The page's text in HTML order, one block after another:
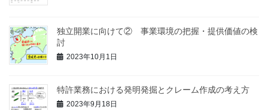
独立開業に向けて② 事業環境の把握・提供価値の検
討
2023年10月1日
特許業務における発明発掘とクレーム作成の考え方
2023年9月18日